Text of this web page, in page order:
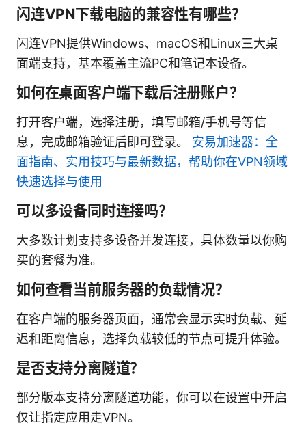
闪连VPN下载电脑的兼容性有哪些？
闪连VPN提供Windows、macOS和Linux三大桌
面端支持，基本覆盖主流PC和笔记本设备。
如何在桌面客户端下载后注册账户？
打开客户端，选择注册，填写邮箱/手机号等信
息，完成邮箱验证后即可登录。 安易加速器：全
面指南、实用技巧与最新数据，帮助你在VPN领域
快速选择与使用
可以多设备同时连接吗？
大多数计划支持多设备并发连接，具体数量以你购
买的套餐为准。
如何查看当前服务器的负载情况？
在客户端的服务器页面，通常会显示实时负载、延
迟和距离信息，选择负载较低的节点可提升体验。
是否支持分离隧道？
部分版本支持分离隧道功能，你可以在设置中开启
仅让指定应用走VPN。